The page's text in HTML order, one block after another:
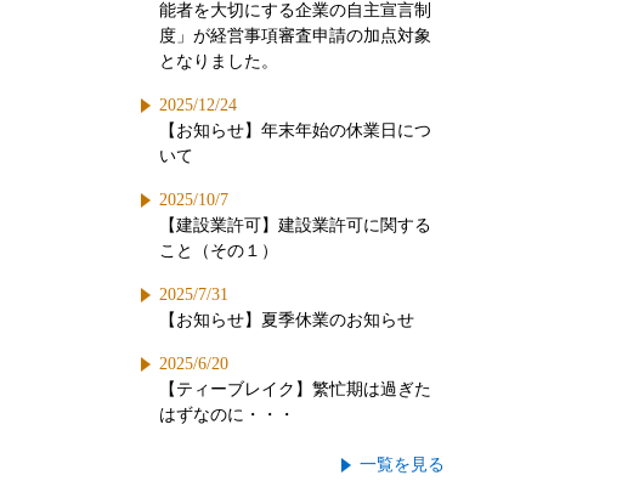
能者を大切にする企業の自主宣言制
度」が経営事項審査申請の加点対象
となりました。
2025/12/24
【お知らせ】年末年始の休業日につ
いて
2025/10/7
【建設業許可】建設業許可に関する
こと（その１）
2025/7/31
【お知らせ】夏季休業のお知らせ
2025/6/20
【ティーブレイク】繁忙期は過ぎた
はずなのに・・・
一覧を見る